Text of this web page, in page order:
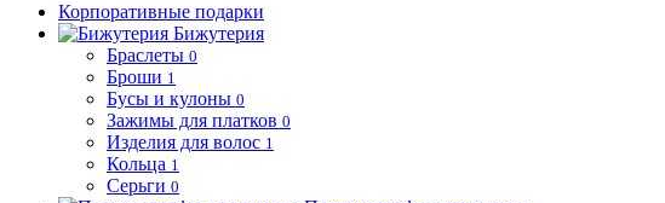
Корпоративные подарки
Бижутерия
Браслеты 0
Броши 1
Бусы и кулоны 0
Зажимы для платков 0
Изделия для волос 1
Кольца 1
Серьги 0